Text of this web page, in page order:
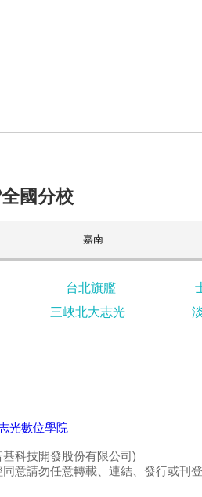
全國分校
嘉南
台北旗艦
三峽北大志光
科技開發股份有限公司)
意請勿任意轉載、連結、發行或刊